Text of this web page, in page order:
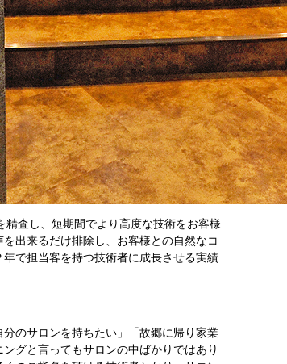
をご覧の通りですが、NOZAWAは従来の
精査し、短期間でより高度な技術をお客様
出来るだけ排除し、お客様との自然なコ
で担当客を持つ技術者に成長させる実績
のサロンを持ちたい」「故郷に帰り家業
グと言ってもサロンの中ばかりではあり